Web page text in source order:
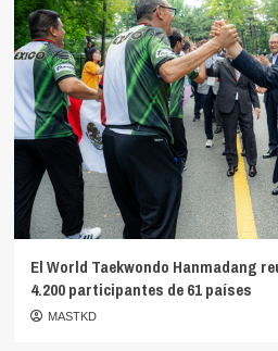
El World Taekwondo Hanmadang
4.200 participantes de 61 países
MASTKD